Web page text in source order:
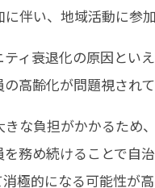
伴い、地域活動に参
ィ衰退化の原因とい
高齢化が問題視されて
な負担がかかるため
務め続けることで自
極的になる可能性が高